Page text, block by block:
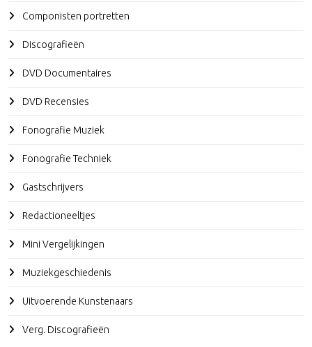
Componisten portretten
Discografieën
DVD Documentaires
DVD Recensies
Fonografie Muziek
Fonografie Techniek
Gastschrijvers
Redactioneeltjes
Mini Vergelijkingen
Muziekgeschiedenis
Uitvoerende Kunstenaars
Verg. Discografieën